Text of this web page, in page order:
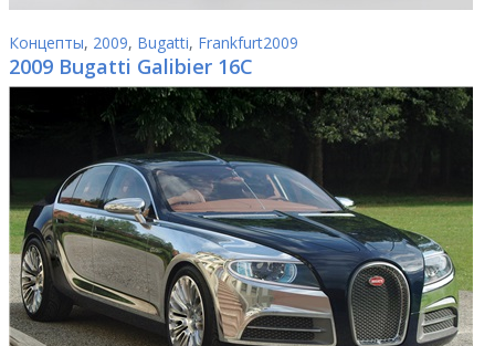
Концепты, 2009, Bugatti, Frankfurt2009
2009 Bugatti Galibier 16C